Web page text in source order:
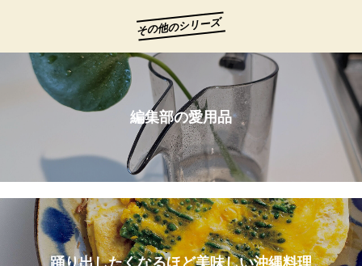
その他のシリーズ
編集部の愛用品
踊り出したくなるほど美味しい沖縄料理